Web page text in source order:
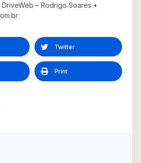
– Rodrigo Soares •
Twitter
Print